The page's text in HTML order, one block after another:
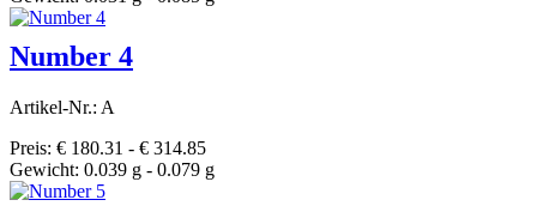
Number 4
Artikel-Nr.: A
Preis: € 180.31 - € 314.85
Gewicht: 0.039 g - 0.079 g